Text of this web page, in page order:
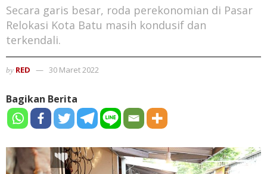
Secara garis besar, roda perekonomian di Pasar
Relokasi Kota Batu masih kondusif dan
terkendali.
by RED 30 Maret 2022
Bagikan Berita